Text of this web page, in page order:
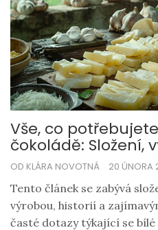
Vše, co
čokoládě: Složení,
OD KLÁRA NOVOTNÁ 20 ÚNORA
Tento článek se zabývá
výrobou, historií a
časté dotazy týkající se